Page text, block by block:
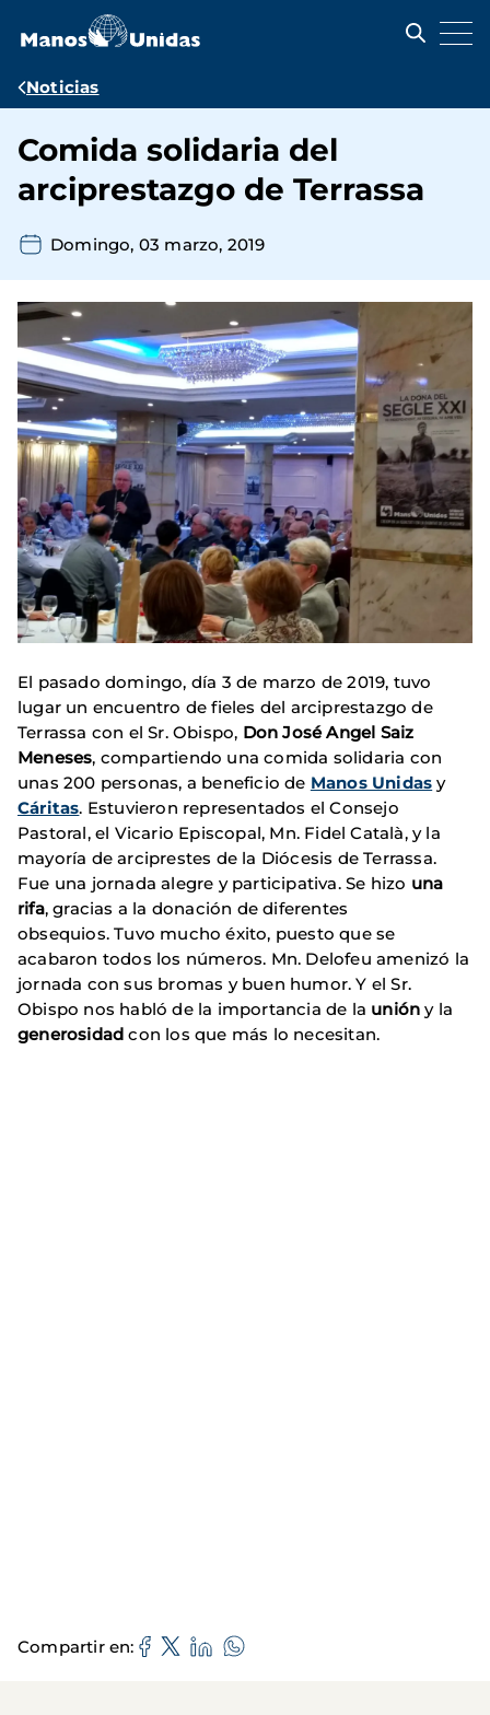
contenido
Ruta
navegación
Noticias
Comida solidaria del
arciprestazgo de Terrassa
Domingo, 03 marzo, 2019
El pasado domingo, día 3 de marzo de 2019, tuvo
lugar un encuentro de fieles del arciprestazgo de
Terrassa con el Sr. Obispo, Don José Angel Saiz
Meneses, compartiendo una comida solidaria con
unas 200 personas, a beneficio de Manos Unidas y
Cáritas. Estuvieron representados el Consejo
Pastoral, el Vicario Episcopal, Mn. Fidel Català, y la
mayoría de arciprestes de la Diócesis de Terrassa.
Fue una jornada alegre y participativa. Se hizo una
rifa, gracias a la donación de diferentes
obsequios. Tuvo mucho éxito, puesto que se
acabaron todos los números. Mn. Delofeu amenizó la
jornada con sus bromas y buen humor. Y el Sr.
Obispo nos habló de la importancia de la unión y la
generosidadcon los que más lo necesitan.
Compartir en